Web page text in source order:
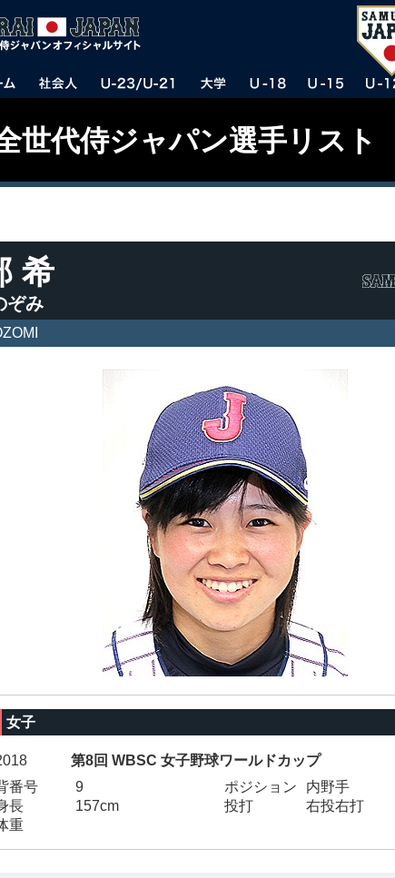
世代侍ジャパン選手リスト
希
ぞみ
女子
第8回 WBSC 女子野球ワールドカップ
番号
9 ポジション
内野手
長
157cm 投打
右投右打
重